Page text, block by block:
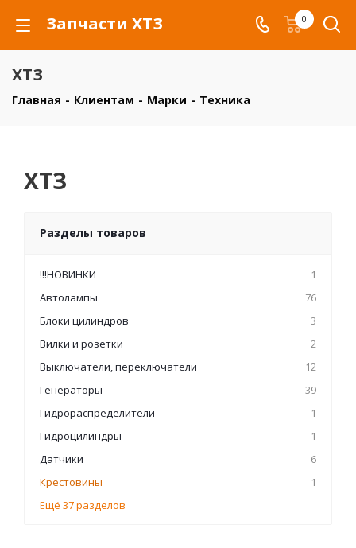
Запчасти ХТЗ 0
ХТЗ
Главная - Клиентам - Марки - Техника
ХТЗ
Разделы товаров
!!!НОВИНКИ
1
Автолампы
76
Блоки цилиндров
3
Вилки и розетки
2
Выключатели, переключатели
12
Генераторы
39
Гидрораспределители
1
Гидроцилиндры
1
Датчики
6
Крестовины
1
Ещё 37 разделов